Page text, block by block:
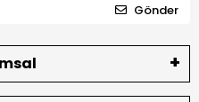
Gönder